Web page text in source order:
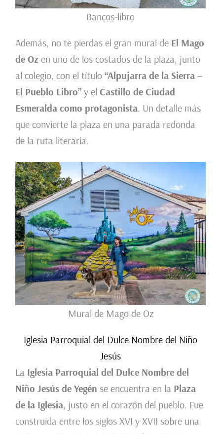
Bancos-libro
Además, no te pierdas el gran mural de El Mago
de Oz en uno de los costados de la plaza, junto
al colegio, con el título “Alpujarra de la Sierra –
El Pueblo Libro”y el Castillo de Ciudad
Esmeralda como protagonista. Un detalle más
que convierte la plaza en una parada redonda
de la ruta literaria.
Mural de Mago de Oz
Iglesia Parroquial del Dulce Nombre del Niño
Jesús
La Iglesia Parroquial del Dulce Nombre del
Niño Jesús de Yegén se encuentra en la Plaza
de la Iglesia, justo en el corazón del pueblo. Fue
construida entre los siglos XVI y XVII sobre una